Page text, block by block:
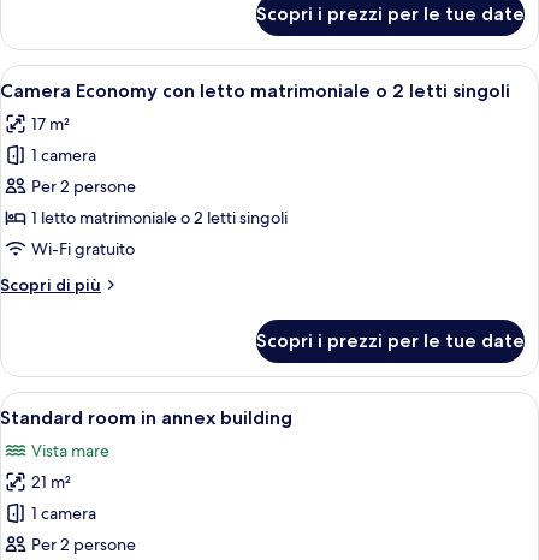
View
Exclusive
Room
-
Sea
View
Scopri i prezzi per le tue date
Apri
tutte
le
foto
per
Camera
Economy
letto
2
letti
Una camera d'albergo con un letto,
6
Camera Economy con letto matrimoniale o 2 letti singoli
17 m²
1 camera
Per 2 persone
1 letto matrimoniale o 2 letti singoli
Wi-Fi gratuito
Scopri di più
Altri
Economy
con
letto
o
2
letti
singoli
Scopri i prezzi per le tue date
Apri
tutte
le
foto
per
Standard
Camera d'albergo con un letto
6
Standard room in annex building
Vista mare
21 m²
1 camera
Per 2 persone